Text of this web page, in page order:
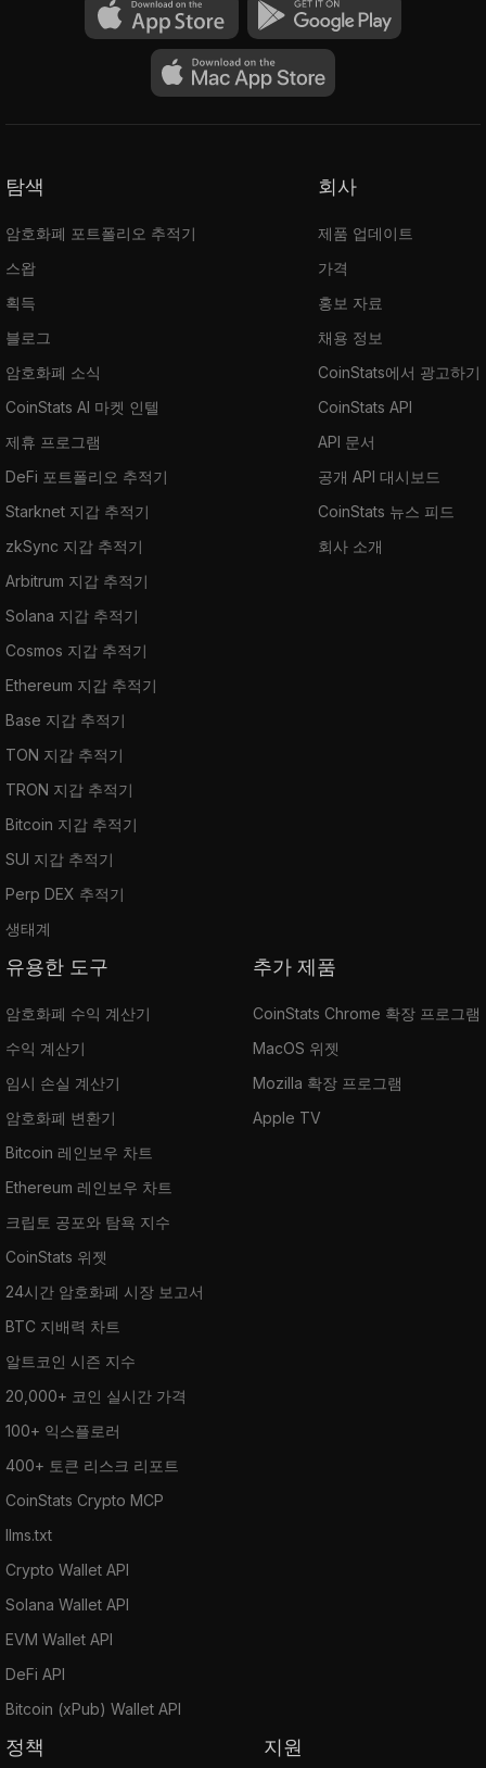
탐색
암호화폐 포트폴리오 추적기
스왑
획득
블로그
암호화폐 소식
CoinStats AI 마켓 인텔
제휴 프로그램
DeFi 포트폴리오 추적기
Starknet 지갑 추적기
zkSync 지갑 추적기
Arbitrum 지갑 추적기
Solana 지갑 추적기
Cosmos 지갑 추적기
Ethereum 지갑 추적기
Base 지갑 추적기
TON 지갑 추적기
TRON 지갑 추적기
Bitcoin 지갑 추적기
SUI 지갑 추적기
Perp DEX 추적기
생태계
회사
제품 업데이트
가격
홍보 자료
채용 정보
CoinStats에서 광고하기
CoinStats API
API 문서
공개 API 대시보드
CoinStats 뉴스 피드
회사 소개
유용한 도구
암호화폐 수익 계산기
수익 계산기
임시 손실 계산기
암호화폐 변환기
Bitcoin 레인보우 차트
Ethereum 레인보우 차트
크립토 공포와 탐욕 지수
CoinStats 위젯
24시간 암호화폐 시장 보고서
BTC 지배력 차트
알트코인 시즌 지수
20,000+ 코인 실시간 가격
100+ 익스플로러
400+ 토큰 리스크 리포트
CoinStats Crypto MCP
llms.txt
Crypto Wallet API
Solana Wallet API
EVM Wallet API
DeFi API
Bitcoin (xPub) Wallet API
추가 제품
CoinStats Chrome 확장 프로그램
MacOS 위젯
Mozilla 확장 프로그램
Apple TV
정책 지원